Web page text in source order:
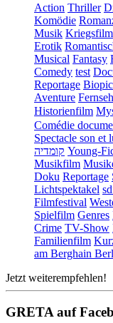
Action Thriller
Komödie
Musik Kriegsfilm
Erotik
Musical Fantasy
Comedy test
Reportage Biopic
Aventure
Historienfilm
Comédie
Spectacle son et
קומדיה Young-
Musikfilm
Doku Reportage
Lichtspektakel
Filmfestival
Spielfilm Genres
Crime TV-Show
Familienfilm
am Berghain
Jetzt weiterempfehlen!
GRETA auf